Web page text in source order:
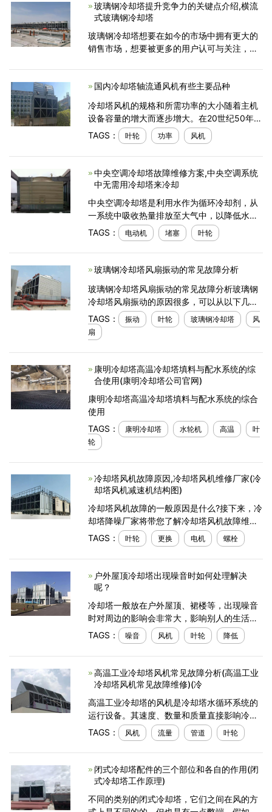
给空气并散发大气中。
玻璃钢冷却塔提升竞争力的关键点介绍,横流
式玻璃钢冷却塔
玻璃钢冷却塔想要在如今的市场中拥有更大的
销售市场，想要被更多的用户认可与关注，那
简单地介绍一下
国内冷却塔轴流通风机有些主要品种
冷却塔风机的规格和所需功率的大小随着主机
设备容量的增大而逐步增大。在20世纪50年
代，我国使用的冷却塔轴流通风机的功率都较
小，一般不超过30KW，叶轮直径不超过5M。
60年代以后，大型
TAGS： 叶轮 功率 风机
中央空调冷却塔故障维修方案,中央空调系统
中无需用冷却塔来冷却
中央空调冷却塔是利用水作为循环冷却剂，从
一系统中吸收热量排放至大气中，以降低水温
的装置;其冷却是借着水蒸发过程来完成，并使
冷却水可以继续的循环使用，从经济效益上来
说，无形中减少
TAGS： 电动机 堵塞 叶轮
玻璃钢冷却塔风扇振动的常见故障分析
玻璃钢冷却塔风扇振动的常见故障分析玻璃钢
冷却塔风扇振动的原因很多，可以从以下几个
方面进行检查。1叶轮和吹风机相互摩擦并产生
强烈噪音。2支撑强度不足或牢度不足也会振
动。3在
TAGS： 振动 叶轮 玻璃钢冷却塔
风
扇
康明冷却塔高温冷却塔填料与配水系统的综
合使用(康明冷却塔公司官网)
康明冷却塔高温冷却塔填料与配水系统的综合
使用
TAGS：
康明冷却塔 水轮机 高温
叶
轮
冷却塔风机故障原因,冷却塔风机维修厂家(冷
却塔风机减速机结构图)
冷却塔风机故障的一般原因是什么?接下来，冷
却塔降噪厂家将带您了解冷却塔风机故障维护
解决方案。冷却塔风机常见问题一.风量不足。
可能有四个原因:1。皮带松弛。2.电源电压低
或反
TAGS： 叶轮 更换 电机 螺栓
户外​屋顶冷却塔出现噪音时如何处理解决
呢？
冷却塔一般放在户外屋顶、裙楼等，出现噪音
时对周边的影响会非常大，影响别人的生活，
那么冷却塔噪音要如何处理解决呢？
TAGS： 噪音 风机 叶轮 降低
高温工业冷却塔风机常见故障分析(高温工业
冷却塔风机常见故障维修)(冷
高温工业冷却塔的风机是冷却塔水循环系统的
运行设备。其速度、数量和质量直接影响冷却
塔的工作质量。风机也是冷却塔工作时功耗最
大的部分。因此，如何节约和减少冷却塔风机
的消耗
TAGS： 风机 流量 管道 叶轮
闭式冷却塔配件的三个部位和各自的作用(闭
式冷却塔工作原理)
不同的类别的闭式冷却塔，它们之间在风的方